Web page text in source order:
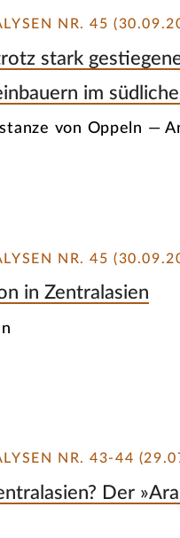
NR. 45
stark
im
von Oppeln —
NR. 45
in Zentralasien
NR. 43-44
Der